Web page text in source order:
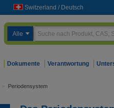
Switzerland / Deutsch
Alle
Dokumente Verantwortung
> Periodensystem